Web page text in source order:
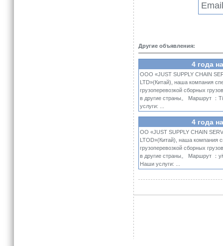
Другие объявления:
4 года
ООО «JUST SUPPLY CHAIN
LTD»(Китай), наша компания
грузоперевозкой сборных
в другие страны。 Маршрут ：
услуги: ...
4 года
ОО «JUST SUPPLY CHAIN
LTОD»(Китай), наша компания
грузоперевозкой сборных
в другие страны。 Маршрут ：
Наши услуги: ...